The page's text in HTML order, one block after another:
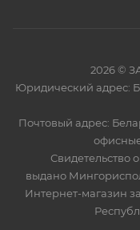
2026 ©
Юридический адрес:
Почтовый адрес:
Свидетельство
выдано
Интернет-магазин